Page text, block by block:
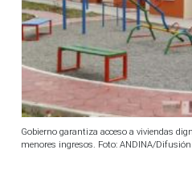
Gobierno garantiza acceso a viviendas
menores ingresos. Foto: ANDINA/Difusión